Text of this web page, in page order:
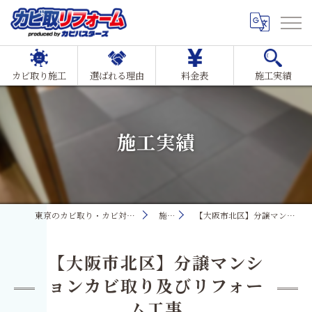
カビ取り施工 選ばれる理由 料金表 施工実績
施工実績
東京のカビ取り・カビ対策ならMIST工法®カビ取リフォーム 施工実績 【大阪市北区】分譲マンションカビ取り及びリフォーム工事
【大阪市北区】分譲マンシ
ョンカビ取り及びリフォー